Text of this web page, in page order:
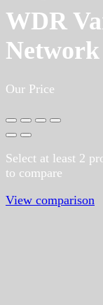
WDR
Our Price
Select at least 2
to compare
View comparison